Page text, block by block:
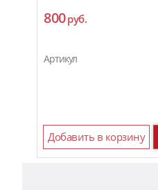
800руб.
Артикул
Добавить в корзину